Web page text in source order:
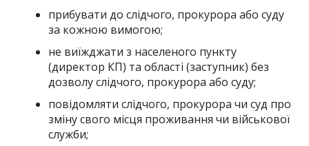
прибувати до слідчого, прокурора або суду
за кожною вимогою;
не виїжджати з населеного пункту
(директор КП) та області (заступник) без
дозволу слідчого, прокурора або суду;
повідомляти слідчого, прокурора чи суд про
зміну свого місця проживання чи військової
служби;